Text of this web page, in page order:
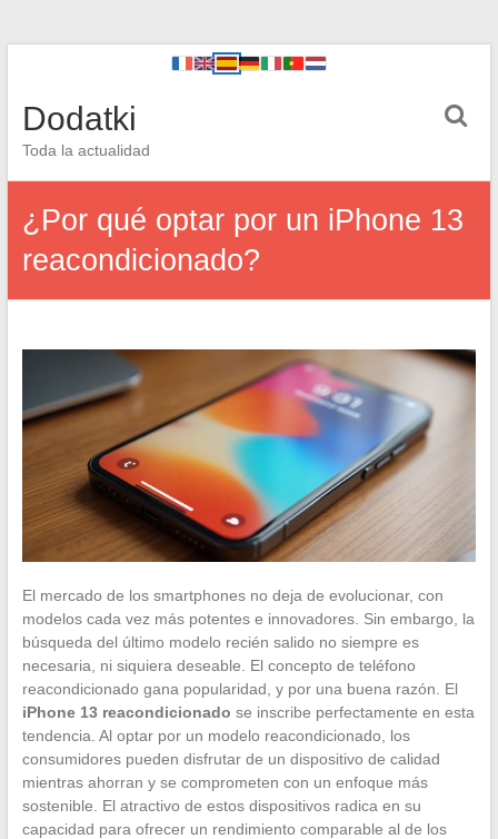
Dodatki
Toda la actualidad
¿Por qué optar por un iPhone 13
reacondicionado?
El mercado de los smartphones no deja de evolucionar, con
modelos cada vez más potentes e innovadores. Sin embargo, la
búsqueda del último modelo recién salido no siempre es
necesaria, ni siquiera deseable. El concepto de teléfono
reacondicionado gana popularidad, y por una buena razón. El
iPhone 13 reacondicionado se inscribe perfectamente en esta
tendencia. Al optar por un modelo reacondicionado, los
consumidores pueden disfrutar de un dispositivo de calidad
mientras ahorran y se comprometen con un enfoque más
sostenible. El atractivo de estos dispositivos radica en su
capacidad para ofrecer un rendimiento comparable al de los